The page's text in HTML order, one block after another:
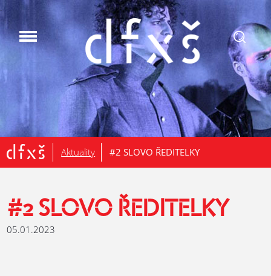
.
Aktuality #2 SLOVO ŘEDITELKY
#2 SLOVO ŘEDITELKY
05.01.2023